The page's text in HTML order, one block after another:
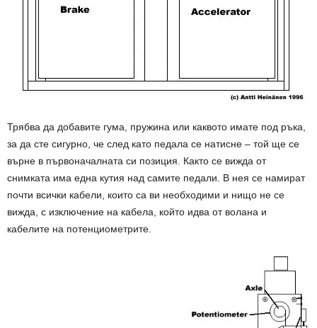
Трябва да добавите гума, пружина или каквото имате под ръка,
за да сте сигурно, че след като педала се натисне – той ще се
върне в първоначалната си позиция. Както се вижда от
снимката има една кутия над самите педали. В нея се намират
почти всички кабели, които са ви необходими и нищо не се
вижда, с изключение на кабела, който идва от волана и
кабелите на потенциометрите.